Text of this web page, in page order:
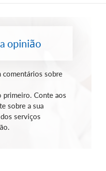
opinião
comentários sobre
primeiro. Conte aos
sobre a sua
serviços